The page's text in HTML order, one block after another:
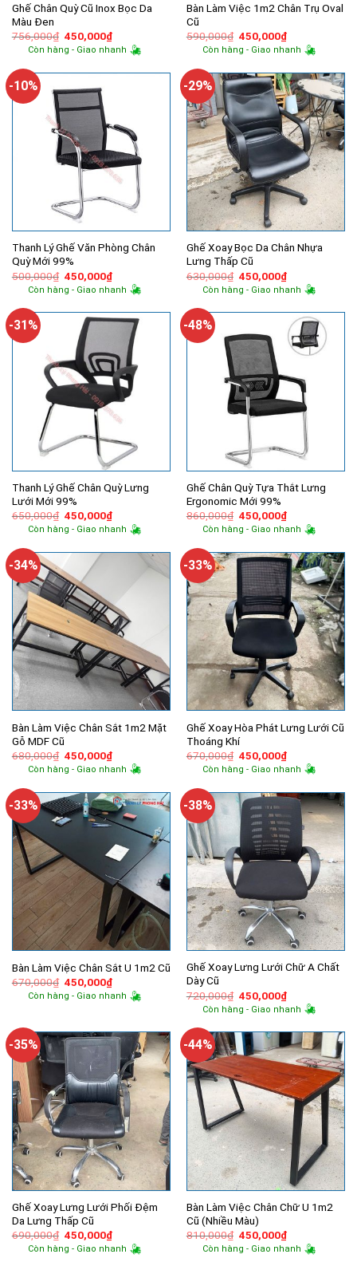
Ghế Chân Quỳ Cũ Inox Bọc Da
Màu Đen
756,000₫ Giá
gốc
là:
450,000₫Giá
hiện
tại
450,000₫.
Còn hàng - Giao nhanh
Bàn Làm Việc 1m2 Chân Trụ Oval
Cũ
590,000₫ Giá
gốc
là:
450,000₫Giá
hiện
tại
450,000₫.
Còn hàng - Giao nhanh
-10%
Thanh Lý Ghế Văn Phòng Chân
Quỳ Mới 99%
500,000₫ Giá
gốc
là:
450,000₫Giá
hiện
tại
450,000₫.
Còn hàng - Giao nhanh
-29%
Ghế Xoay Bọc Da Chân Nhựa
Lưng Thấp Cũ
630,000₫ Giá
gốc
là:
450,000₫Giá
hiện
tại
450,000₫.
Còn hàng - Giao nhanh
-31%
Thanh Lý Ghế Chân Quỳ Lưng
Lưới Mới 99%
650,000₫ Giá
gốc
là:
450,000₫Giá
hiện
tại
450,000₫.
Còn hàng - Giao nhanh
-48%
Ghế Chân Quỳ Tựa Thắt Lưng
Ergonomic Mới 99%
860,000₫ Giá
gốc
là:
450,000₫Giá
hiện
tại
450,000₫.
Còn hàng - Giao nhanh
-34%
Bàn Làm Việc Chân Sắt 1m2 Mặt
Gỗ MDF Cũ
680,000₫ Giá
gốc
là:
450,000₫Giá
hiện
tại
450,000₫.
Còn hàng - Giao nhanh
-33%
Ghế Xoay Hòa Phát Lưng Lưới Cũ
Thoáng Khí
670,000₫ Giá
gốc
là:
450,000₫Giá
hiện
tại
450,000₫.
Còn hàng - Giao nhanh
-33%
Bàn Làm Việc Chân Sắt U 1m2 Cũ
670,000₫ Giá
gốc
là:
450,000₫Giá
hiện
tại
Còn hàng - Giao nhanh
-38%
Ghế Xoay Lưng Lưới Chữ A Chất
Dày Cũ
720,000₫ Giá
gốc
là:
450,000₫Giá
hiện
tại
450,000₫.
Còn hàng - Giao nhanh
-35%
Ghế Xoay Lưng Lưới Phối Đệm
Da Lưng Thấp Cũ
690,000₫ Giá
gốc
là:
450,000₫Giá
hiện
tại
Còn hàng - Giao nhanh
-44%
Bàn Làm Việc Chân Chữ U 1m2
Cũ (Nhiều Màu)
810,000₫ Giá
gốc
là:
450,000₫Giá
hiện
tại
Còn hàng - Giao nhanh